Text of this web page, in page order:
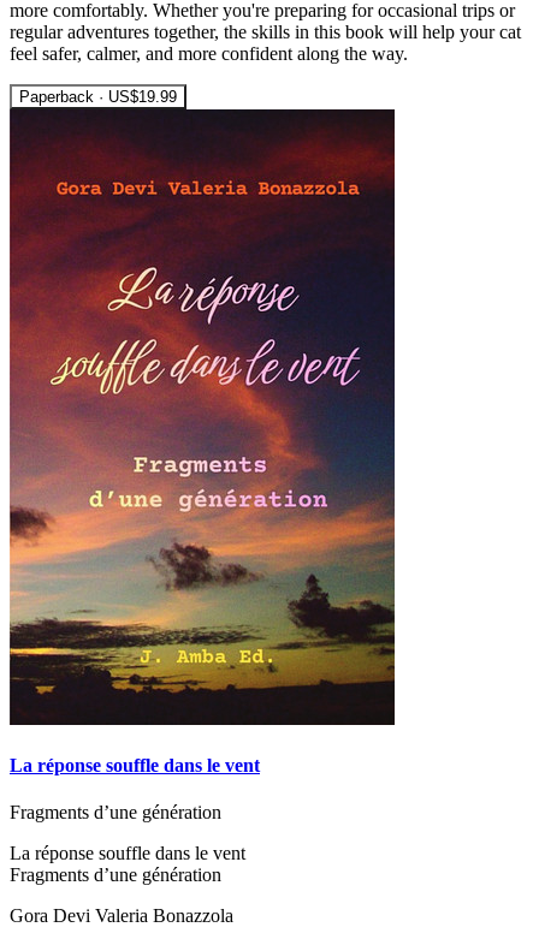
more comfortably. Whether you're preparing for occasional trips or
regular adventures together, the skills in this book will help your cat
feel safer, calmer, and more confident along the way.
Paperback · US$19.99
La réponse souffle dans le vent
Fragments d’une génération
La réponse souffle dans le vent
Fragments d’une génération
Gora Devi Valeria Bonazzola